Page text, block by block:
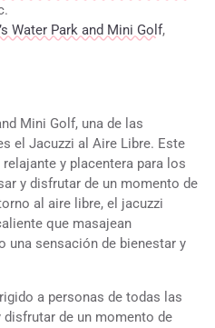
Water Park and Mini Golf,
Mini Golf, una de las
el Jacuzzi al Aire Libre. Este
y placentera para los
y disfrutar de un momento de
al aire libre, el jacuzzi
que masajean
una sensación de bienestar y
a personas de todas las
disfrutar de un momento de